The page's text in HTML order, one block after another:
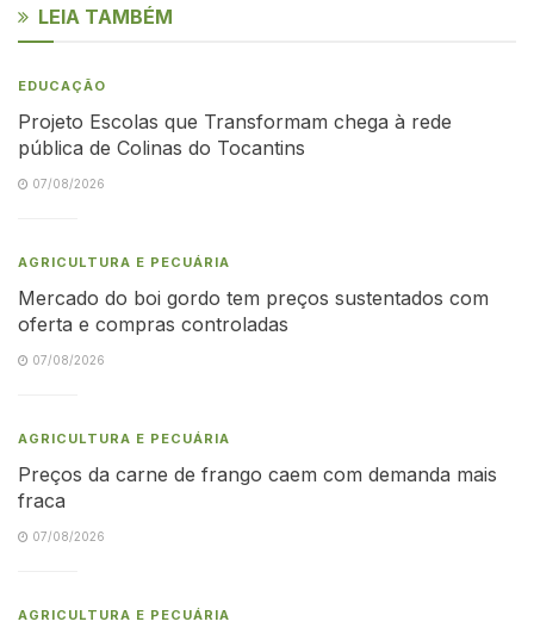
LEIA TAMBÉM
EDUCAÇÃO
Projeto Escolas que Transformam chega à rede
pública de Colinas do Tocantins
07/08/2026
AGRICULTURA E PECUÁRIA
Mercado do boi gordo tem preços sustentados com
oferta e compras controladas
07/08/2026
AGRICULTURA E PECUÁRIA
Preços da carne de frango caem com demanda mais
fraca
07/08/2026
AGRICULTURA E PECUÁRIA